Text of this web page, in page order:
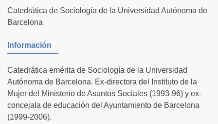
Catedrática de Sociología de la Universidad Autónoma de
Barcelona
Información
Catedrática emérita de Sociología de la Universidad
Autónoma de Barcelona. Ex-directora del Instituto de la
Mujer del Ministerio de Asuntos Sociales (1993-96) y ex-
concejala de educación del Ayuntamiento de Barcelona
(1999-2006).